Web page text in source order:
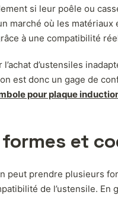
si leur poêle ou
marché où les
à une compatibilité
d’ustensiles
est donc un gage de
pour plaque
et
peut prendre plusieurs
de l’ustensile.